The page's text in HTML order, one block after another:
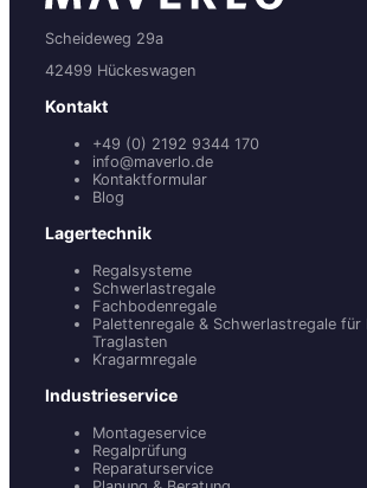
Scheideweg 29a
42499 Hückeswagen
Kontakt
+49 (0) 2192 9344 170
info@maverlo.de
Kontaktformular
Blog
Lagertechnik
Regalsysteme
Schwerlastregale
Fachbodenregale
Palettenregale & Schwerlastregale
Traglasten
Kragarmregale
Industrieservice
Montageservice
Regalprüfung
Reparaturservice